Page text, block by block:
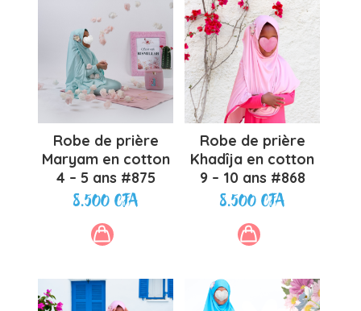
Robe de prière
Maryam en cotton
4 – 5 ans #875
8.500 CFA
Robe de prière
Khadîja en cotton
9 – 10 ans #868
8.500 CFA